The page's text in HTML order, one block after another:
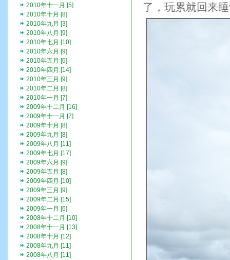
了，玩累就回来
2010年十一月 [5]
2010年十月 [8]
2010年九月 [3]
2010年八月 [9]
2010年七月 [10]
2010年六月 [9]
2010年五月 [6]
2010年四月 [14]
2010年三月 [9]
2010年二月 [8]
2010年一月 [7]
2009年十二月 [16]
2009年十一月 [7]
2009年十月 [8]
2009年九月 [8]
2009年八月 [11]
2009年七月 [17]
2009年六月 [9]
2009年五月 [8]
2009年四月 [10]
2009年三月 [9]
2009年二月 [15]
2009年一月 [6]
2008年十二月 [10]
2008年十一月 [13]
2008年十月 [12]
2008年九月 [11]
2008年八月 [11]